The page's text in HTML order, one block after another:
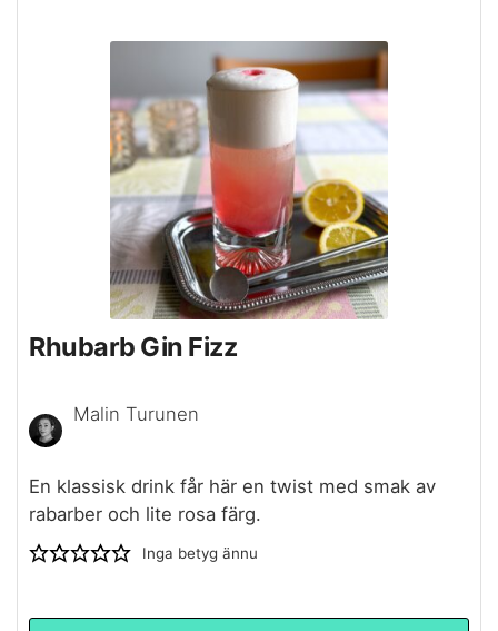
Rhubarb Gin Fizz
Malin Turunen
En klassisk drink får här en twist med smak av
rabarber och lite rosa färg.
Inga betyg ännu